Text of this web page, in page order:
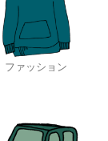
ファッション